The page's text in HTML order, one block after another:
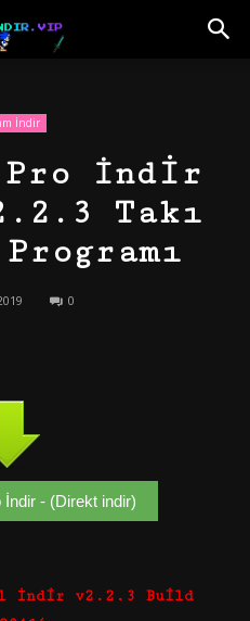
İndir
Pro İndir
Takı
0
- (Direkt indir)
İndir v2.2.3 Build